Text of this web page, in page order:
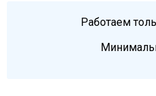
Работаем